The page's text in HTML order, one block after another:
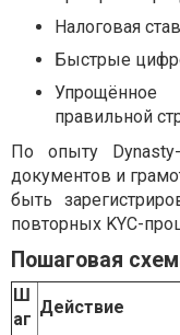
Налоговая
Быстрые
правильной
По опыту
документов и
быть
повторных KYC-
Пошаговая
Ш
аг
Действие